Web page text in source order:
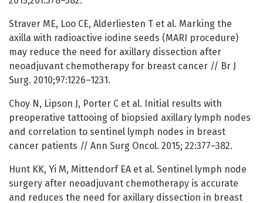
Straver ME, Loo CE, Alderliesten T et al. Marking the
axilla with radioactive iodine seeds (MARI procedure)
may reduce the need for axillary dissection after
neoadjuvant chemotherapy for breast cancer // Br J
Surg. 2010;97:1226–1231.
Choy N, Lipson J, Porter C et al. Initial results with
preoperative tattooing of biopsied axillary lymph nodes
and correlation to sentinel lymph nodes in breast
cancer patients // Ann Surg Oncol. 2015; 22:377–382.
Hunt KK, Yi M, Mittendorf EA et al. Sentinel lymph node
surgery after neoadjuvant chemotherapy is accurate
and reduces the need for axillary dissection in breast